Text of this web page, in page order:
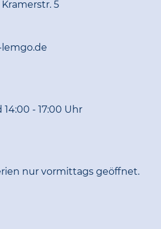
5
14:00 - 17:00 Uhr
nur vormittags geöffnet.